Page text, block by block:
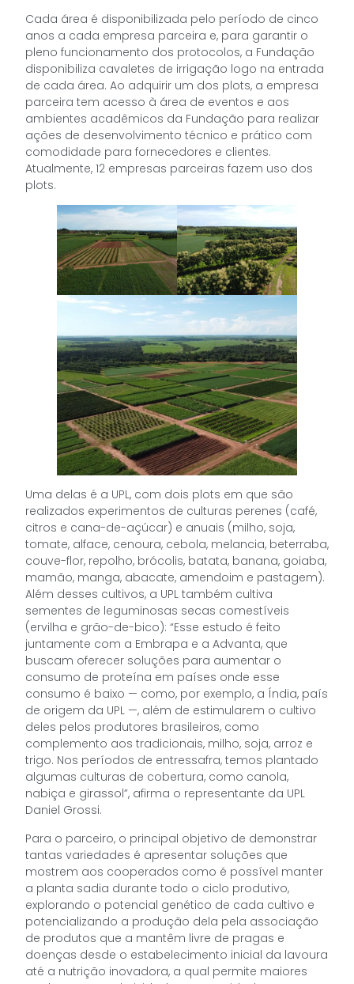
Cada área é disponibilizada pelo período de cinco
anos a cada empresa parceira e, para garantir o
pleno funcionamento dos protocolos, a Fundação
disponibiliza cavaletes de irrigação logo na entrada
de cada área. Ao adquirir um dos plots, a empresa
parceira tem acesso à área de eventos e aos
ambientes acadêmicos da Fundação para realizar
ações de desenvolvimento técnico e prático com
comodidade para fornecedores e clientes.
Atualmente, 12 empresas parceiras fazem uso dos
plots.
Uma delas é a UPL, com dois plots em que são
realizados experimentos de culturas perenes (café,
citros e cana-de-açúcar) e anuais (milho, soja,
tomate, alface, cenoura, cebola, melancia, beterraba,
couve-flor, repolho, brócolis, batata, banana, goiaba,
mamão, manga, abacate, amendoim e pastagem).
Além desses cultivos, a UPL também cultiva
sementes de leguminosas secas comestíveis
(ervilha e grão-de-bico): “Esse estudo é feito
juntamente com a Embrapa e a Advanta, que
buscam oferecer soluções para aumentar o
consumo de proteína em países onde esse
consumo é baixo — como, por exemplo, a Índia, país
de origem da UPL —, além de estimularem o cultivo
deles pelos produtores brasileiros, como
complemento aos tradicionais, milho, soja, arroz e
trigo. Nos períodos de entressafra, temos plantado
algumas culturas de cobertura, como canola,
nabiça e girassol”, afirma o representante da UPL
Daniel Grossi.
Para o parceiro, o principal objetivo de demonstrar
tantas variedades é apresentar soluções que
mostrem aos cooperados como é possível manter
a planta sadia durante todo o ciclo produtivo,
explorando o potencial genético de cada cultivo e
potencializando a produção dela pela associação
de produtos que a mantêm livre de pragas e
doenças desde o estabelecimento inicial da lavoura
até a nutrição inovadora, a qual permite maiores